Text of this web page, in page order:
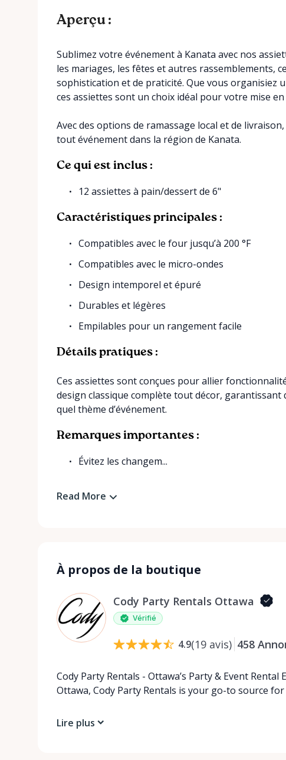
Aperçu :
Sublimez votre événement à Kanata avec nos
les mariages, les fêtes et autres rassemblements,
sophistication et de praticité. Que vous organisiez
ces assiettes sont un choix idéal pour votre mise en
Avec des options de ramassage local et de
tout événement dans la région de Kanata.
Ce qui est inclus :
12 assiettes à pain/dessert de 6"
Caractéristiques principales :
Compatibles avec le four jusqu’à 200 °F
Compatibles avec le micro-ondes
Design intemporel et épuré
Durables et légères
Empilables pour un rangement facile
Détails pratiques :
Ces assiettes sont conçues pour allier
design classique complète tout décor, garantissant
quel thème d’événement.
Remarques importantes :
Évitez les changem...
Read More
À propos de la boutique
Cody Party Rentals Ottawa
Vérifié
4.9(19 avis) 458
Cody Party Rentals - Ottawa’s Party & Event
Ottawa, Cody Party Rentals is your go-to source
Lire plus